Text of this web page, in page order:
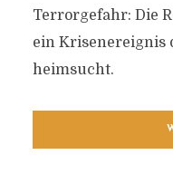
Terrorgefahr: Die
ein Krisenereignis
heimsucht.